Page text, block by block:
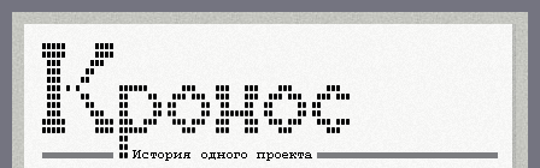
Перейти
основному
содержанию